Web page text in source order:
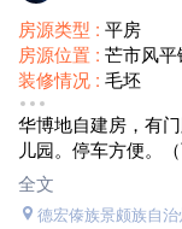
房源类型 : 平房
房源位置 : 芒市风平
装修情况 : 毛坯
面积 :
售价 :面谈
华博地自建房，有
儿园。停车方便。（
全文
德宏傣族景颇族自